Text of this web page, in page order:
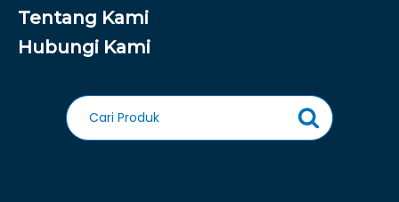
Tentang Kami
Hubungi Kami